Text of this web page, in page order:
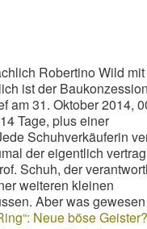
Robertino Wild
ist der
am 31. Oktober 2014,
Tage, plus einer
Schuhverkäuferin
der eigentlich
Schuh, der
weiteren kleinen
Aber was
Neue böse